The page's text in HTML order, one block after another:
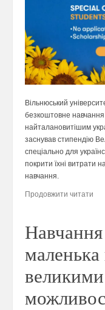
Вільнюський
безкоштовне
найталановитішим
заснував стипендію
спеціально для
покрити їхні витрати
навчання.
Продовжити читати
маленька